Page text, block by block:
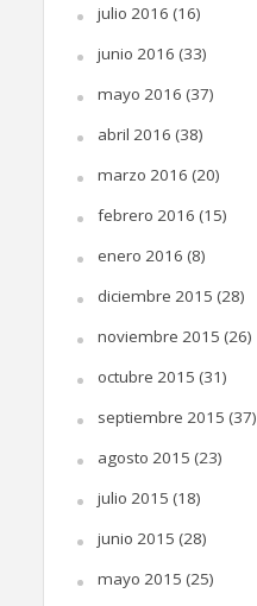
julio 2016 (16)
junio 2016 (33)
mayo 2016 (37)
abril 2016 (38)
marzo 2016 (20)
febrero 2016 (15)
enero 2016 (8)
diciembre 2015 (28)
noviembre 2015 (26)
octubre 2015 (31)
septiembre 2015 (37)
agosto 2015 (23)
julio 2015 (18)
junio 2015 (28)
mayo 2015 (25)